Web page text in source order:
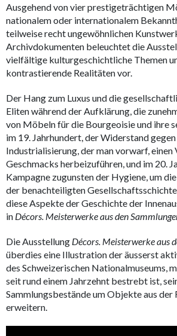
Ausgehend von vier prestigeträchtigen
nationalem oder internationalem
teilweise recht ungewöhnlichen
Archivdokumenten beleuchtet die
vielfältige kulturgeschichtliche Themen
kontrastierende Realitäten vor.
Der Hang zum Luxus und die
Eliten während der Aufklärung, die
von Möbeln für die Bourgeoisie und ihre
im 19. Jahrhundert, der Widerstand
Industrialisierung, der man vorwarf, einen
Geschmacks herbeizuführen, und im 20.
Kampagne zugunsten der Hygiene, um
der benachteiligten
diese Aspekte der Geschichte der
in Décors. Meisterwerke aus den
Die Ausstellung Décors. Meisterwerke aus
überdies eine Illustration der äusserst
des Schweizerischen Nationalmuseums,
seit rund einem Jahrzehnt bestrebt ist,
Sammlungsbestände um Objekte aus der
erweitern.